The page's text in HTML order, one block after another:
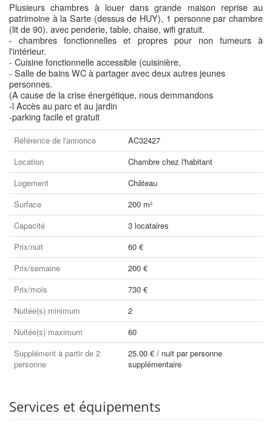
Plusieurs chambres à louer dans grande maison reprise au
patrimoine à la Sarte (dessus de HUY), 1 personne par chambre
(lit de 90). avec penderie, table, chaise, wifi gratuit.
- chambres fonctionnelles et propres pour non fumeurs à
l'intérieur.
- Cuisine fonctionnelle accessible (cuisinière,
- Salle de bains WC à partager avec deux autres jeunes
personnes.
(A cause de la crise énergétique, nous demmandons
-l Accès au parc et au jardin
-parking facile et gratuit
Référence de l'annonce
AC32427
Location
Chambre chez l'habitant
Logement
Château
Surface
200 m²
Capacité
3 locataires
Prix/nuit
60 €
Prix/semaine
200 €
Prix/mois
730 €
Nuitée(s) minimum
2
Nuitée(s) maximum
60
Supplément à partir de 2
personne
25.00 € / nuit par personne
supplémentaire
Services et équipements